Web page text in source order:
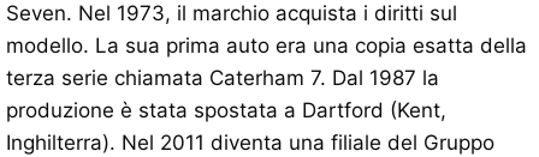
Seven. Nel 1973, il marchio acquista i diritti sul
modello. La sua prima auto era una copia esatta della
terza serie chiamata Caterham 7. Dal 1987 la
produzione è stata spostata a Dartford (Kent,
Inghilterra). Nel 2011 diventa una filiale del Gruppo